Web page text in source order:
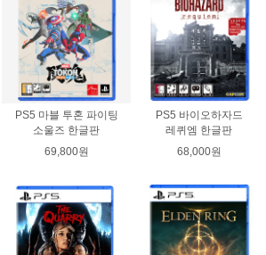
PS5 마블 투혼 파이팅
소울즈 한글판
69,800원
PS5 바이오하자드
레퀴엠 한글판
68,000원